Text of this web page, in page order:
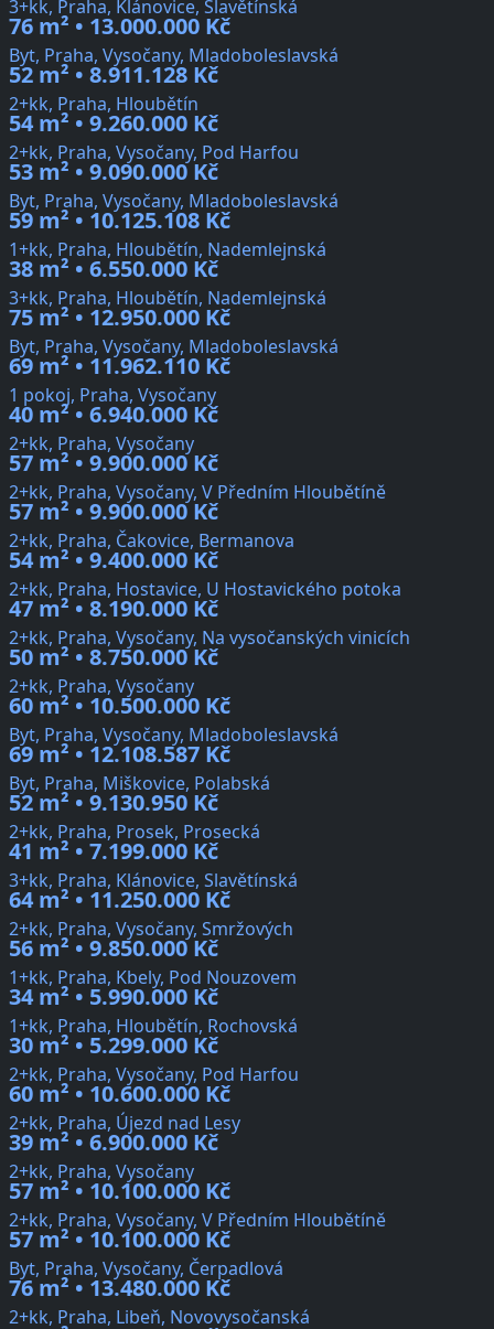
3+kk, Praha, Klánovice, Slavětínská
76 m² • 13.000.000 Kč
Byt, Praha, Vysočany, Mladoboleslavská
52 m² • 8.911.128 Kč
2+kk, Praha, Hloubětín
54 m² • 9.260.000 Kč
2+kk, Praha, Vysočany, Pod Harfou
53 m² • 9.090.000 Kč
Byt, Praha, Vysočany, Mladoboleslavská
59 m² • 10.125.108 Kč
1+kk, Praha, Hloubětín, Nademlejnská
38 m² • 6.550.000 Kč
3+kk, Praha, Hloubětín, Nademlejnská
75 m² • 12.950.000 Kč
Byt, Praha, Vysočany, Mladoboleslavská
69 m² • 11.962.110 Kč
1 pokoj, Praha, Vysočany
40 m² • 6.940.000 Kč
2+kk, Praha, Vysočany
57 m² • 9.900.000 Kč
2+kk, Praha, Vysočany, V Předním Hloubětíně
57 m² • 9.900.000 Kč
2+kk, Praha, Čakovice, Bermanova
54 m² • 9.400.000 Kč
2+kk, Praha, Hostavice, U Hostavického potoka
47 m² • 8.190.000 Kč
2+kk, Praha, Vysočany, Na vysočanských vinicích
50 m² • 8.750.000 Kč
2+kk, Praha, Vysočany
60 m² • 10.500.000 Kč
Byt, Praha, Vysočany, Mladoboleslavská
69 m² • 12.108.587 Kč
Byt, Praha, Miškovice, Polabská
52 m² • 9.130.950 Kč
2+kk, Praha, Prosek, Prosecká
41 m² • 7.199.000 Kč
3+kk, Praha, Klánovice, Slavětínská
64 m² • 11.250.000 Kč
2+kk, Praha, Vysočany, Smržových
56 m² • 9.850.000 Kč
1+kk, Praha, Kbely, Pod Nouzovem
34 m² • 5.990.000 Kč
1+kk, Praha, Hloubětín, Rochovská
30 m² • 5.299.000 Kč
2+kk, Praha, Vysočany, Pod Harfou
60 m² • 10.600.000 Kč
2+kk, Praha, Újezd nad Lesy
39 m² • 6.900.000 Kč
2+kk, Praha, Vysočany
57 m² • 10.100.000 Kč
2+kk, Praha, Vysočany, V Předním Hloubětíně
57 m² • 10.100.000 Kč
Byt, Praha, Vysočany, Čerpadlová
76 m² • 13.480.000 Kč
2+kk, Praha, Libeň, Novovysočanská